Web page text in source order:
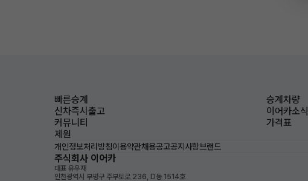
빠른승계
승계차량
신차즉시출고
이어카소식
커뮤니티
가격표
제원
개인정보처리방침이용약관채용공고공지사항브랜드
주식회사 이어카
대표 유우재
인천광역시 부평구 주부토로 236, D동 1514호